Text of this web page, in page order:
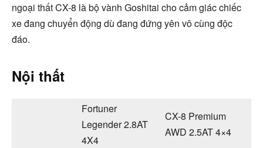
ngoại thất CX-8 là bộ vành Goshitai cho cảm giác chiếc
xe đang chuyển động dù đang đứng yên vô cùng độc
đáo.
Nội thất
Fortuner
Legender 2.8AT
4X4
CX-8 Premium
AWD 2.5AT 4×4